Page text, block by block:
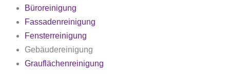
Büroreinigung
Fassadenreinigung
Fensterreinigung
Gebäudereinigung
Grauflächenreinigung